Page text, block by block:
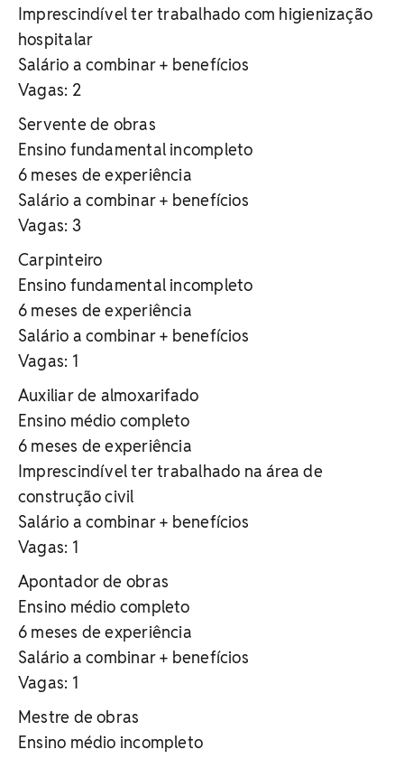
Imprescindível ter trabalhado com higienização
hospitalar
Salário a combinar + benefícios
Vagas: 2
Servente de obras
Ensino fundamental incompleto
6 meses de experiência
Salário a combinar + benefícios
Vagas: 3
Carpinteiro
Ensino fundamental incompleto
6 meses de experiência
Salário a combinar + benefícios
Vagas: 1
Auxiliar de almoxarifado
Ensino médio completo
6 meses de experiência
Imprescindível ter trabalhado na área de
construção civil
Salário a combinar + benefícios
Vagas: 1
Apontador de obras
Ensino médio completo
6 meses de experiência
Salário a combinar + benefícios
Vagas: 1
Mestre de obras
Ensino médio incompleto